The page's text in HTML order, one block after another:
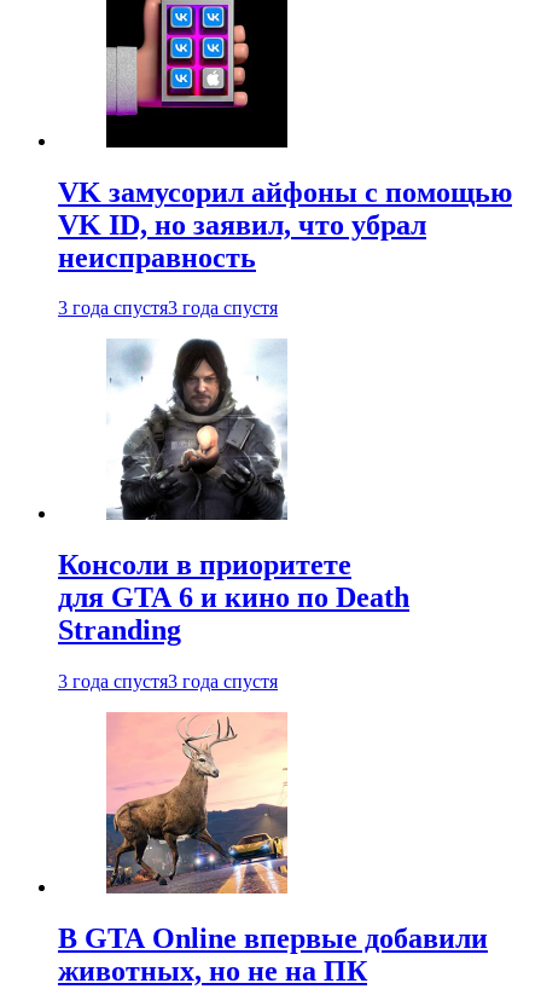
VK замусорил айфоны с помощью
VK ID, но заявил, что убрал
неисправность
3 года спустя3 года спустя
Консоли в приоритете
для GTA 6 и кино по Death
Stranding
3 года спустя3 года спустя
В GTA Online впервые добавили
животных, но не на ПК